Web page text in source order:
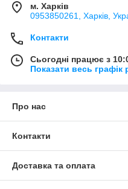
м. Харків
0953850261, Харків,
Контакти
Сьогодні працює з
Показати весь графік
Про нас
Контакти
Доставка та оплата